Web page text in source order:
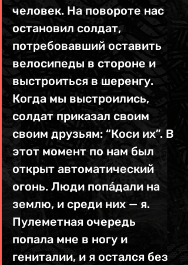
человек. На повороте нас
остановил солдат,
потребовавший оставить
велосипеды в стороне и
выстроиться в шеренгу.
Когда мы выстроились,
солдат приказал своим
своим друзьям: “Коси их”. В
этот момент по нам был
открыт автоматический
огонь. Люди попа́дали на
землю, и среди них — я.
Пулеметная очередь
попала мне в ногу и
гениталии, и я остался без